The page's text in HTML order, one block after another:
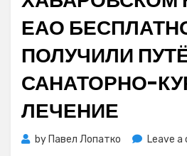
ЕАО
ПОЛУЧИЛИ
САНАТОРНО-
ЛЕЧЕНИЕ
by Павел Лопатко Leave